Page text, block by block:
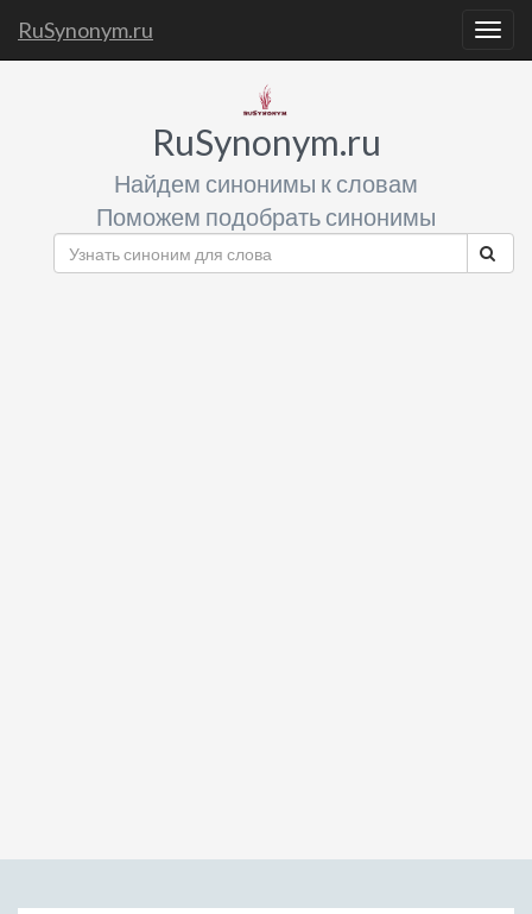
RuSynonym.ru
RuSynonym.ru
Найдем синонимы к словам
Поможем подобрать синонимы